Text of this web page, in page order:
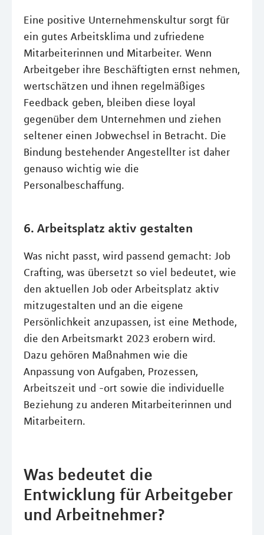
Eine positive Unternehmenskultur sorgt für
ein gutes Arbeitsklima und zufriedene
Mitarbeiterinnen und Mitarbeiter. Wenn
Arbeitgeber ihre Beschäftigten ernst nehmen,
wertschätzen und ihnen regelmäßiges
Feedback geben, bleiben diese loyal
gegenüber dem Unternehmen und ziehen
seltener einen Jobwechsel in Betracht. Die
Bindung bestehender Angestellter ist daher
genauso wichtig wie die
Personalbeschaffung.
6. Arbeitsplatz aktiv gestalten
Was nicht passt, wird passend gemacht: Job
Crafting, was übersetzt so viel bedeutet, wie
den aktuellen Job oder Arbeitsplatz aktiv
mitzugestalten und an die eigene
Persönlichkeit anzupassen, ist eine Methode,
die den Arbeitsmarkt 2023 erobern wird.
Dazu gehören Maßnahmen wie die
Anpassung von Aufgaben, Prozessen,
Arbeitszeit und -ort sowie die individuelle
Beziehung zu anderen Mitarbeiterinnen und
Mitarbeitern.
Was bedeutet die
Entwicklung für Arbeitgeber
und Arbeitnehmer?